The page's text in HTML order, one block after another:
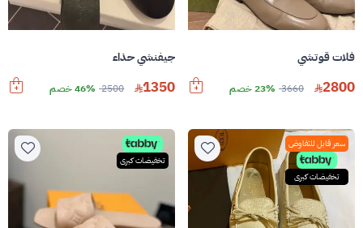
فلات قوتشي
2800
3660 23% خصم
جيفنشي حذاء
1350
2500 46% خصم
سعر قابل للتفاوض
تخفيضات كبرى
تخفيضات كبرى